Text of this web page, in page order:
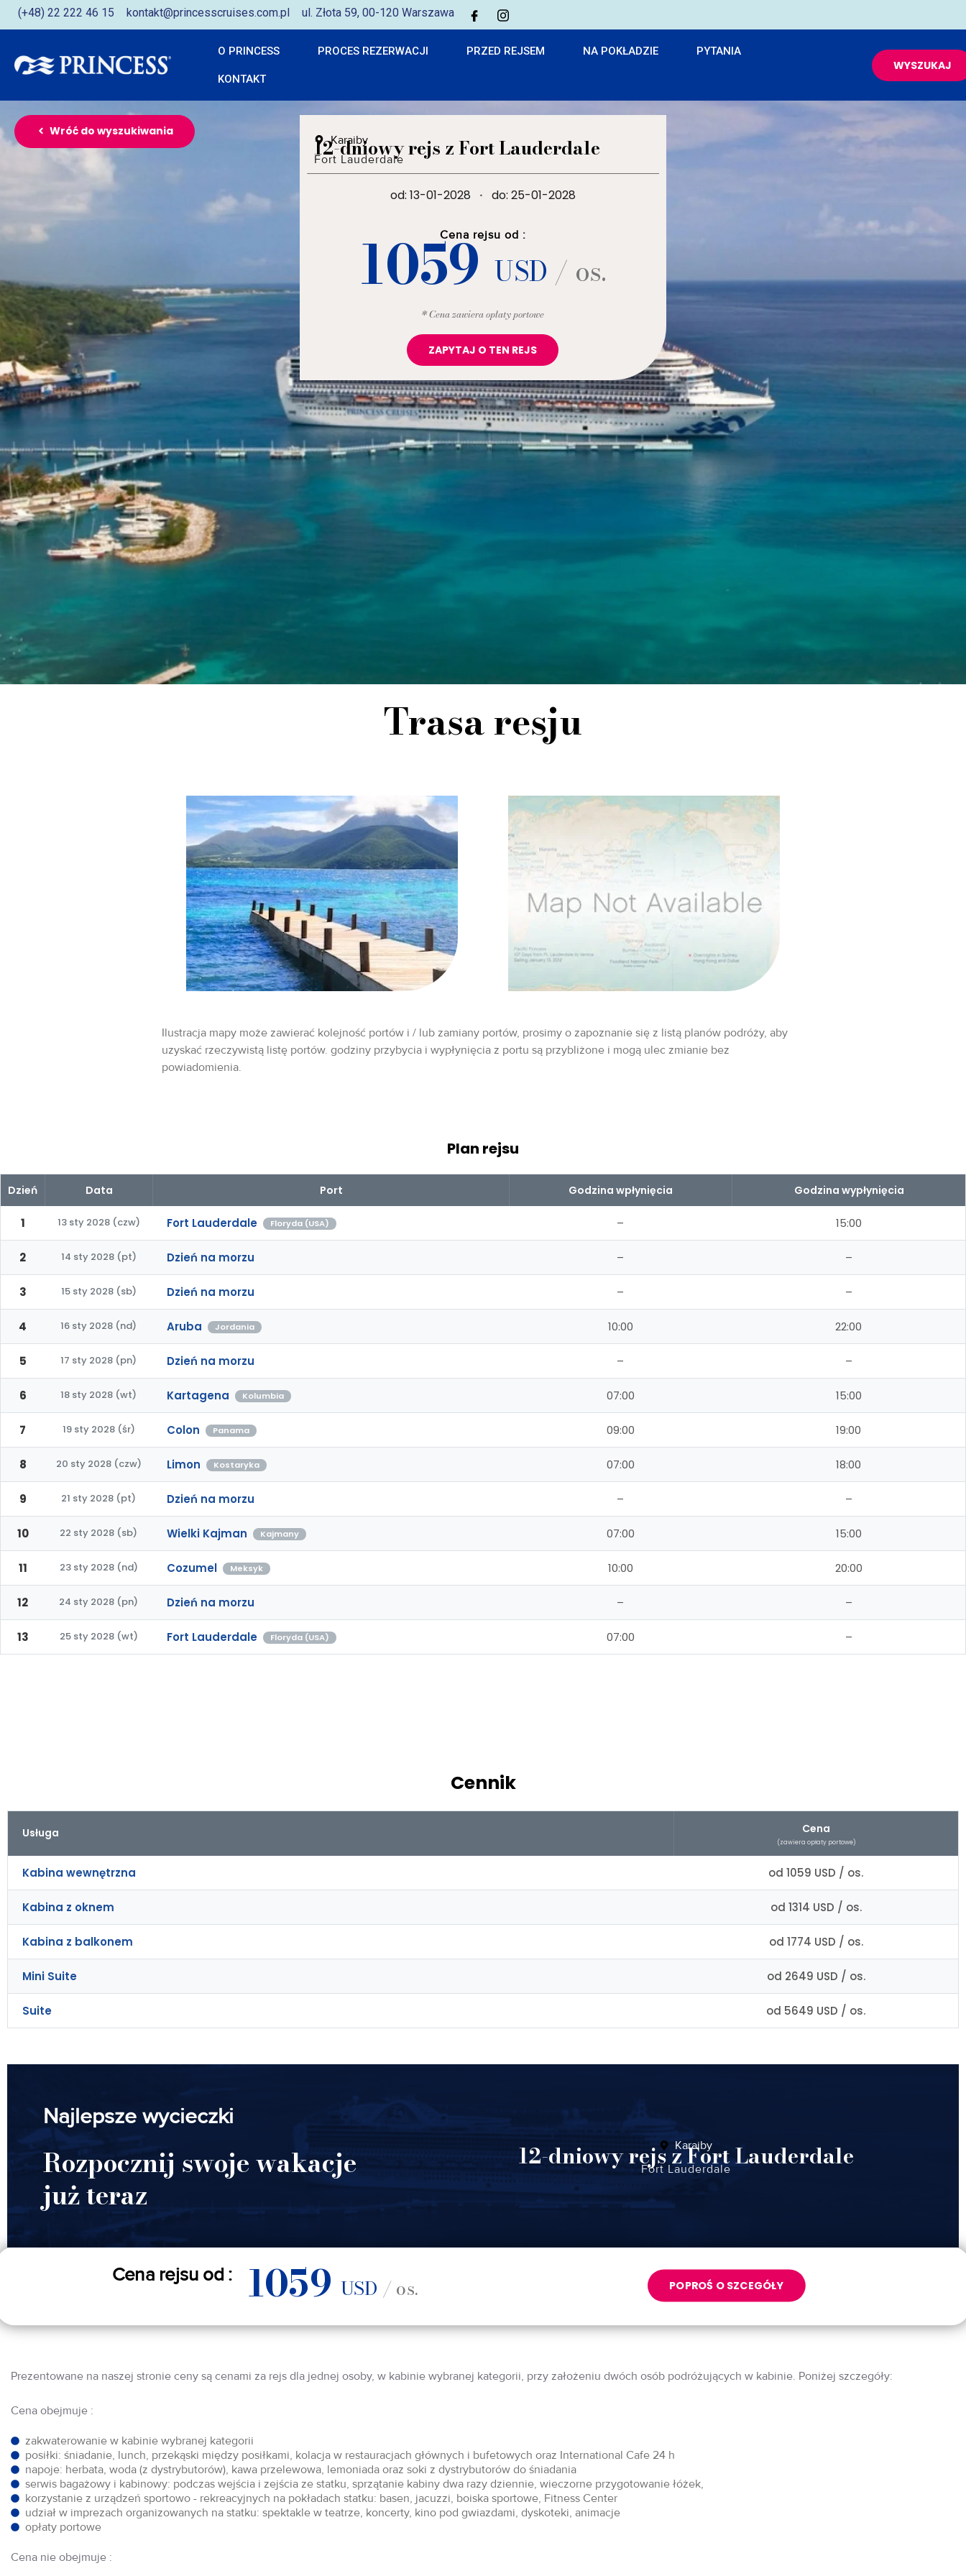
(+48) 22 222 46 15 kontakt@princesscruises.com.pl ul. Złota 59, 00-120 Warszawa
O PRINCESS PROCES REZERWACJI PRZED REJSEM NA POKŁADZIE PYTANIA
KONTAKT
WYSZUKAJ
Wróć do wyszukiwania
Karaiby
12-dniowy rejs z Fort Lauderdale
Fort Lauderdale
od: 13-01-2028 · do: 25-01-2028
Cena rejsu od :
1059USD / os.
* Cena zawiera opłaty portowe
ZAPYTAJ O TEN REJS
Trasa resju
Ilustracja mapy może zawierać kolejność portów i / lub zamiany portów, prosimy o zapoznanie się z listą planów podróży, aby
uzyskać rzeczywistą listę portów. godziny przybycia i wypłynięcia z portu są przybliżone i mogą ulec zmianie bez
powiadomienia.
Plan rejsu
Dzień Data Port Godzina wpłynięcia Godzina wypłynięcia
1 13 sty 2028 (czw) Fort Lauderdale Floryda (USA) – 15:00
2 14 sty 2028 (pt) Dzień na morzu – –
3 15 sty 2028 (sb) Dzień na morzu – –
4 16 sty 2028 (nd) Aruba Jordania 10:00 22:00
5 17 sty 2028 (pn) Dzień na morzu – –
6 18 sty 2028 (wt) Kartagena Kolumbia 07:00 15:00
7 19 sty 2028 (śr) Colon Panama 09:00 19:00
8 20 sty 2028 (czw) Limon Kostaryka 07:00 18:00
9 21 sty 2028 (pt) Dzień na morzu – –
10 22 sty 2028 (sb) Wielki Kajman Kajmany 07:00 15:00
11 23 sty 2028 (nd) Cozumel Meksyk 10:00 20:00
12 24 sty 2028 (pn) Dzień na morzu – –
13 25 sty 2028 (wt) Fort Lauderdale Floryda (USA) 07:00 –
Cennik
Usługa Cena
(zawiera opłaty portowe)
Kabina wewnętrzna od 1059 USD / os.
Kabina z oknem od 1314 USD / os.
Kabina z balkonem od 1774 USD / os.
Mini Suite od 2649 USD / os.
Suite od 5649 USD / os.
Najlepsze wycieczki
Rozpocznij swoje wakacje
już teraz
Karaiby
12-dniowy rejs z Fort Lauderdale
Fort Lauderdale
Cena rejsu od : 1059 USD / os. POPROŚ O SZCEGÓŁY
Prezentowane na naszej stronie ceny są cenami za rejs dla jednej osoby, w kabinie wybranej kategorii, przy założeniu dwóch osób podróżujących w kabinie. Poniżej szczegóły:
Cena obejmuje :
zakwaterowanie w kabinie wybranej kategorii
posiłki: śniadanie, lunch, przekąski między posiłkami, kolacja w restauracjach głównych i bufetowych oraz International Cafe 24 h
napoje: herbata, woda (z dystrybutorów), kawa przelewowa, lemoniada oraz soki z dystrybutorów do śniadania
serwis bagażowy i kabinowy: podczas wejścia i zejścia ze statku, sprzątanie kabiny dwa razy dziennie, wieczorne przygotowanie łóżek,
korzystanie z urządzeń sportowo - rekreacyjnych na pokładach statku: basen, jacuzzi, boiska sportowe, Fitness Center
udział w imprezach organizowanych na statku: spektakle w teatrze, koncerty, kino pod gwiazdami, dyskoteki, animacje
opłaty portowe
Cena nie obejmuje :